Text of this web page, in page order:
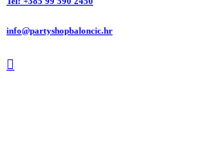
info@partyshopbaloncic.hr